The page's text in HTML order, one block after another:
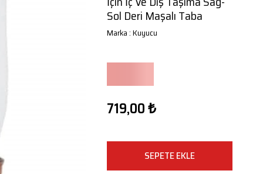
Sol Deri Maşalı Taba
Marka:Kuyucu
719,00 ₺